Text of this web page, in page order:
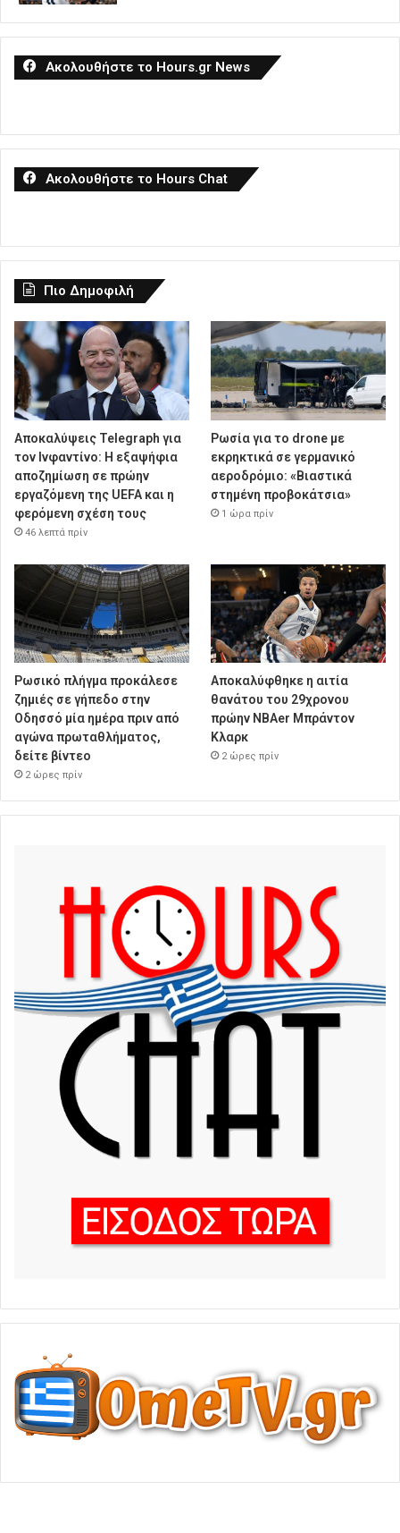
Ακολουθήστε το Hours.gr News
Ακολουθήστε το Hours Chat
Πιο Δημοφιλή
Αποκαλύψεις Telegraph για
τον Ινφαντίνο: Η εξαψήφια
αποζημίωση σε πρώην
εργαζόμενη της UEFA και η
φερόμενη σχέση τους
46 λεπτά πρίν
Ρωσία για το drone με
εκρηκτικά σε γερμανικό
αεροδρόμιο: «Βιαστικά
στημένη προβοκάτσια»
1 ώρα πρίν
Ρωσικό πλήγμα προκάλεσε
ζημιές σε γήπεδο στην
Οδησσό μία ημέρα πριν από
αγώνα πρωταθλήματος,
δείτε βίντεο
2 ώρες πρίν
Αποκαλύφθηκε η αιτία
θανάτου του 29χρονου
πρώην NBAer Μπράντον
Κλαρκ
2 ώρες πρίν